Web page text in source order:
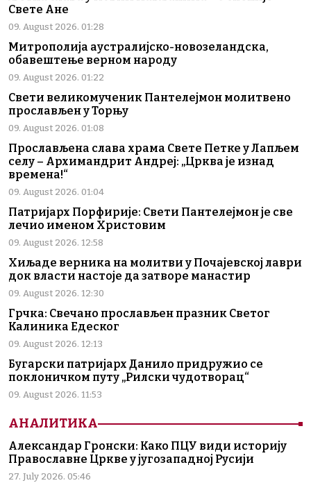
Свете Ане
09. August 2026. 01:28
Митрополија аустралијско-новозеландска,
обавештење верном народу
09. August 2026. 01:22
Свети великомученик Пантелејмон молитвено
прослављен у Торњу
09. August 2026. 01:08
Прослављена слава храма Свете Петке у Лапљем
селу – Архимандрит Андреј: „Црква је изнад
времена!“
09. August 2026. 01:04
Патријарх Порфирије: Свети Пантелејмон је све
лечио именом Христовим
09. August 2026. 12:58
Хиљаде верника на молитви у Почајевској лаври
док власти настоје да затворе манастир
09. August 2026. 12:30
Грчка: Свечано прослављен празник Светог
Калиника Едеског
09. August 2026. 12:13
Бугарски патријарх Данило придружио се
поклоничком путу „Рилски чудотворац“
09. August 2026. 11:53
АНАЛИТИКА
Александар Гронски: Како ПЦУ види историју
Православне Цркве у југозападној Русији
27. July 2026. 05:46